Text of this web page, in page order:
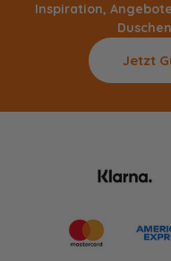
Inspiration,
Jetzt